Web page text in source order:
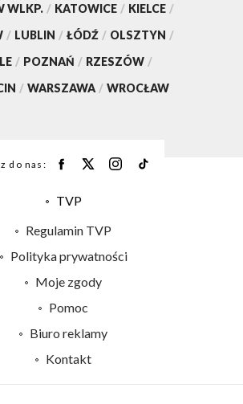
WLKP. / KATOWICE / KIELCE /
/ LUBLIN / ŁÓDŹ / OLSZTYN /
/ POZNAŃ / RZESZÓW /
/ WARSZAWA / WROCŁAW
do nas:
TVP
TVP
Cyfrowa
Regulamin TVP
Polityka prywatności
Moje zgody
Pomoc
Biuro reklamy
Kontakt